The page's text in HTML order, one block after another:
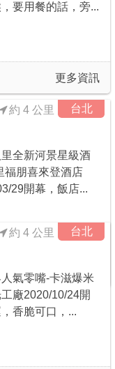
要用餐的話，旁...
更多資訊
台北
約 4 公里
全新河景星級酒
福朋喜來登酒店
29開幕，飯店...
更多資訊
台北
約 4 公里
氣零嘴-卡滋爆米
廠2020/10/24開
香脆可口，...